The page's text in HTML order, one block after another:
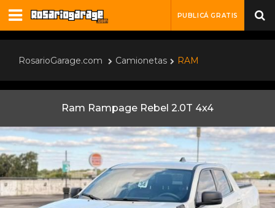
PUBLICÁ GRATIS
RosarioGarage.com Camionetas RAM
Ram Rampage Rebel 2.0T 4x4